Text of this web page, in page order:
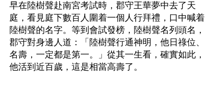
早在陸樹聲赴南宮考試時，郡守王華夢中去了天
庭，看見庭下數百人圍着一個人行拜禮，口中喊着
陸樹聲的名字。等到會試發榜，陸樹聲名列頭名，
郡守對身邊人道：「陸樹聲行通神明，他日祿位、
名壽，一定都是第一。」從其一生看，確實如此，
他活到近百歲，這是相當高壽了。